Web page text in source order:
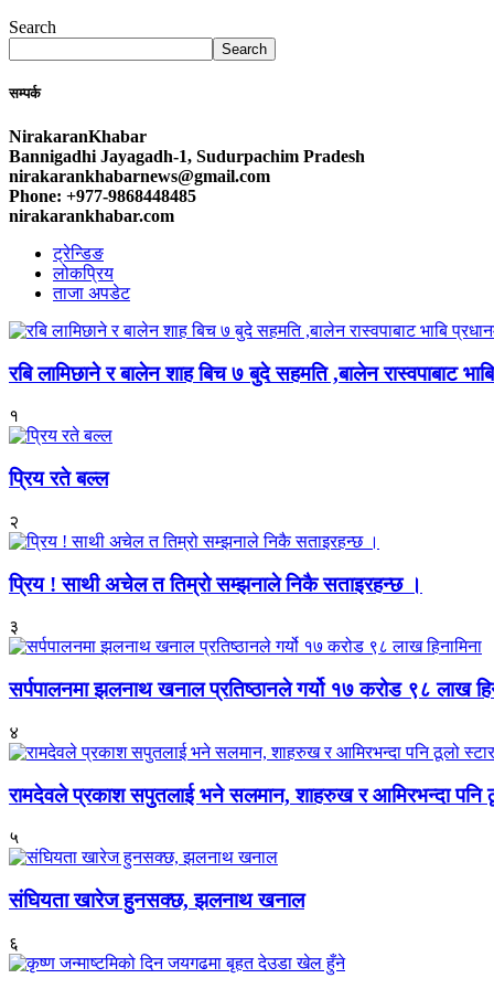
Search
Search
सम्पर्क
NirakaranKhabar
Bannigadhi Jayagadh-1, Sudurpachim Pradesh
nirakarankhabarnews@gmail.com
Phone: +977-9868448485
nirakarankhabar.com
ट्रेन्डिङ
लोकप्रिय
ताजा अपडेट
रबि लामिछाने र बालेन शाह बिच ७ बुदे सहमति ,बालेन रास्वपाबाट
१
प्रिय रते बल्ल
२
प्रिय ! साथी अचेल त तिम्रो सम्झनाले निकै सताइरहन्छ ।
३
सर्पपालनमा झलनाथ खनाल प्रतिष्ठानले गर्यो १७ करोड ९८ लाख
४
रामदेवले प्रकाश सपुतलाई भने सलमान, शाहरुख र आमिरभन्दा पनि
५
संघियता खारेज हुनसक्छ, झलनाथ खनाल
६